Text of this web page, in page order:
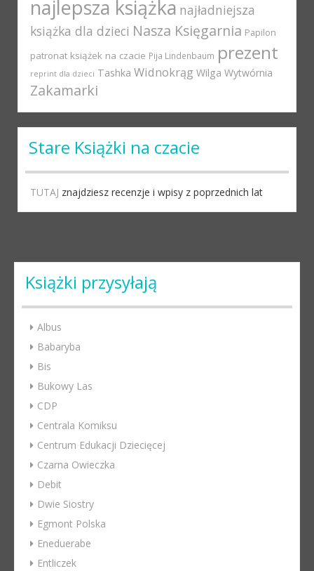
najlepsza książka najładniejsza
książka dla dzieci Nasza Księgarnia Papilon
patronat książek na czacie Pija Lindenbaum prezent
reprint dla dzieci Tashka Widnokrąg Wilga Wytwórnia
Zakamarki
Stare Książki na czacie
TUTAJ znajdziesz recenzje i wpisy z poprzednich lat
Książki przysyłają
Albus
Babaryba
Bis
Bukowy Las
CDP
Centrala Komiksu
Centrum Edukacji Dziecięcej
Czarna Owieczka
Debit
Dwie Siostry
Egmont Polska
Eneduerabe
Entliczek